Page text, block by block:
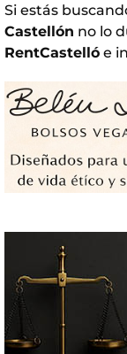
Si estás
Castellón no lo
RentCastelló e